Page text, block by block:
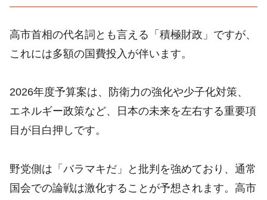
高市首相の代名詞とも言える「積極財政」ですが、
これには多額の国費投入が伴います。
2026年度予算案は、防衛力の強化や少子化対策、
エネルギー政策など、日本の未来を左右する重要項
目が目白押しです。
野党側は「バラマキだ」と批判を強めており、通常
国会での論戦は激化することが予想されます。高市